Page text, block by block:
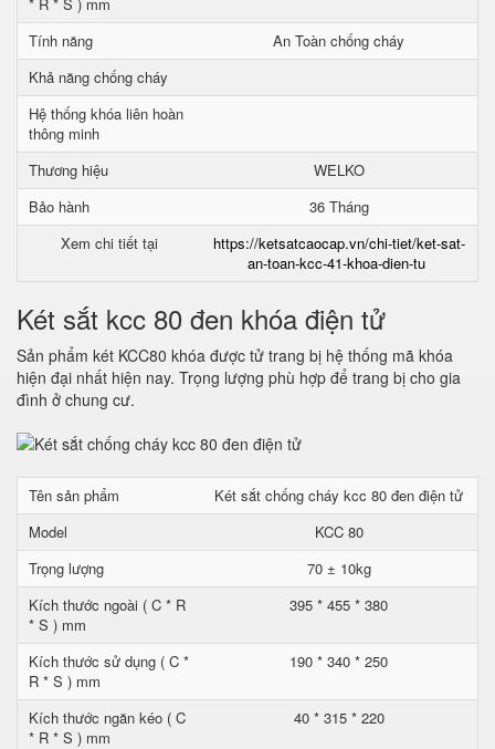
Tính năng
An Toàn chống cháy
Khả năng chống cháy
Hệ thống khóa liên hoàn
thông minh
Thương hiệu
WELKO
Bảo hành
36 Tháng
Xem chi tiết tại
https://ketsatcaocap.vn/chi-tiet/ket-sat-
an-toan-kcc-41-khoa-dien-tu
Két sắt kcc 80 đen khóa điện tử
Sản phẩm két KCC80 khóa được tử trang bị hệ thống mã khóa
hiện đại nhất hiện nay. Trọng lượng phù hợp để trang bị cho gia
đình ở chung cư.
Tên sản phẩm
Két sắt chống cháy kcc 80 đen điện tử
Model
KCC 80
Trọng lượng
70 ± 10kg
Kích thước ngoài ( C * R
* S ) mm
395 * 455 * 380
Kích thước sử dụng ( C *
R * S ) mm
190 * 340 * 250
Kích thước ngăn kéo ( C
* R * S ) mm
40 * 315 * 220